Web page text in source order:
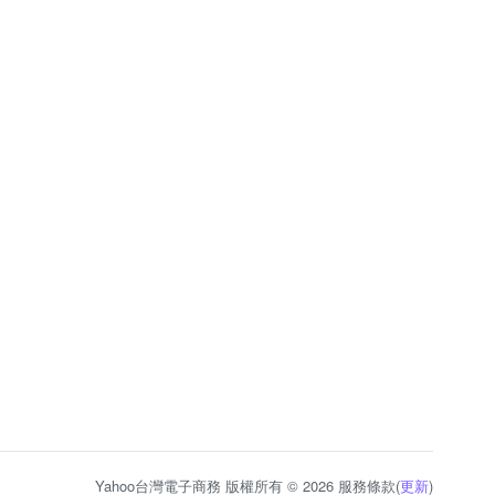
Yahoo台灣電子商務 版權所有 © 2026 服務條款(更新)